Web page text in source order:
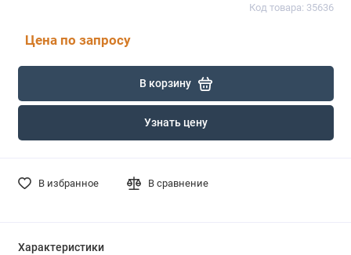
Код товара: 35636
Цена по запросу
В корзину
Узнать цену
В избранное В сравнение
Характеристики